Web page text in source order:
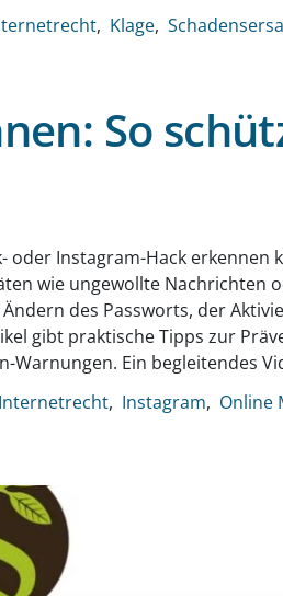
Klage
So
Instagram-Hack erkennen
wie ungewollte Nachrichten
des Passworts, der
gibt praktische Tipps zur
Warnungen. Ein begleitendes
Internetrecht Instagram Online